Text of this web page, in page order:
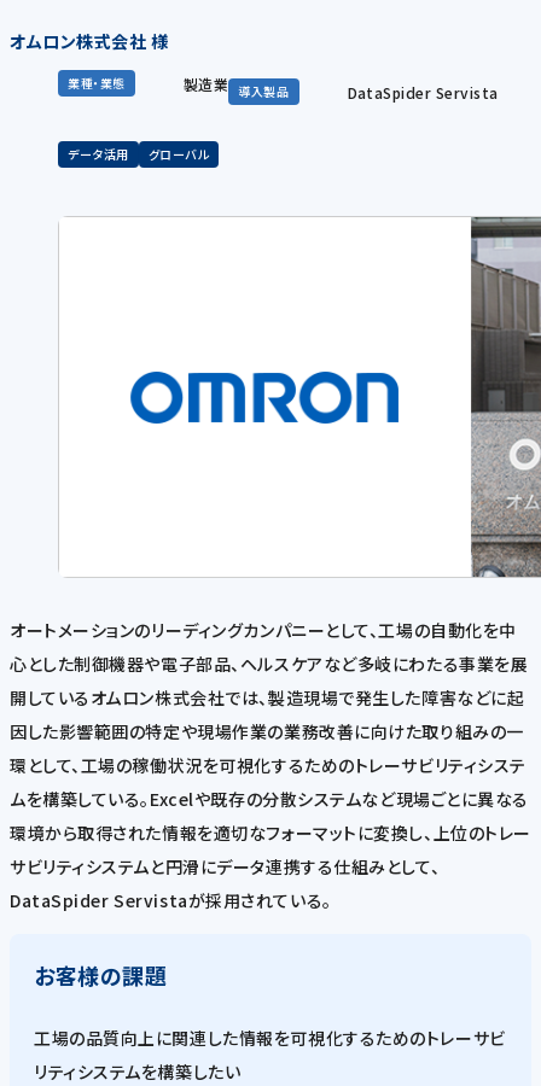
オムロン株式会社 様
業種・業態 製造業 導入製品 DataSpider Servista
データ活用 グローバル
オートメーションのリーディングカンパニーとして、工場の自動化を中
心とした制御機器や電子部品、ヘルスケアなど多岐にわたる事業を展
開しているオムロン株式会社では、製造現場で発生した障害などに起
因した影響範囲の特定や現場作業の業務改善に向けた取り組みの一
環として、工場の稼働状況を可視化するためのトレーサビリティシステ
ムを構築している。Excelや既存の分散システムなど現場ごとに異なる
環境から取得された情報を適切なフォーマットに変換し、上位のトレー
サビリティシステムと円滑にデータ連携する仕組みとして、
DataSpider Servistaが採用されている。
お客様の課題
工場の品質向上に関連した情報を可視化するためのトレーサビ
リティシステムを構築したい